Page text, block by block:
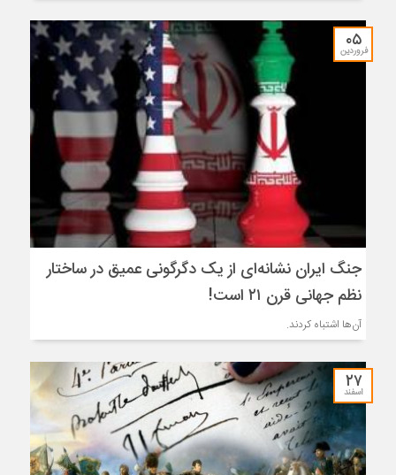
۰۵
فروردین
جنگ ایران نشانه‌ای از یک دگرگونی عمیق در ساختار
نظم جهانی قرن ۲۱ است!
آن‌ها اشتباه کردند.
۲۷
اسفند